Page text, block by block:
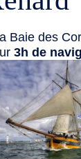
Baie des
3h de